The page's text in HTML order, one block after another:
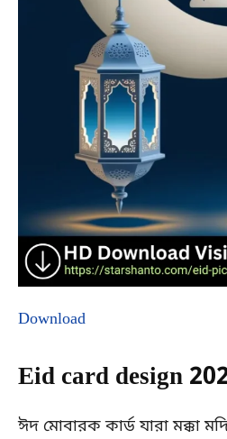
Download
Eid card design
ঈদ মোবারক কার্ড যারা মক্কা